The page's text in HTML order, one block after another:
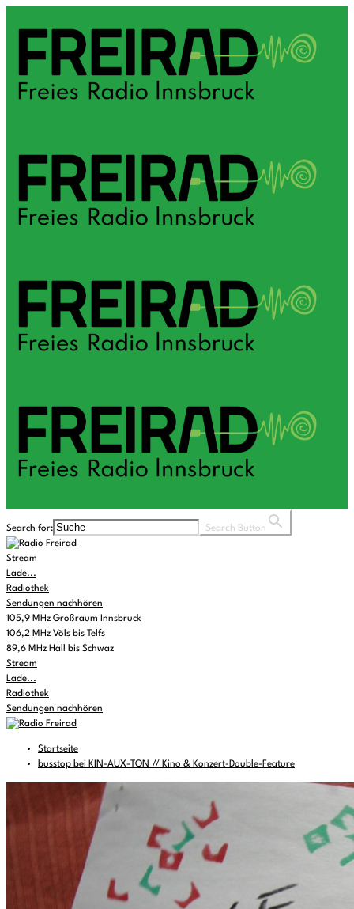
Search for: Search Button
Stream
Lade...
Radiothek
Sendungen nachhören
105,9 MHz Großraum Innsbruck
106,2 MHz Völs bis Telfs
89,6 MHz Hall bis Schwaz
Stream
Lade...
Radiothek
Sendungen nachhören
Startseite
busstop bei KIN-AUX-TON // Kino & Konzert-Double-Feature